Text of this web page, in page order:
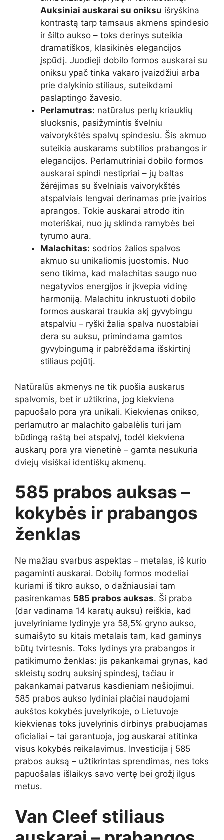
Auksiniai auskarai su oniksu išryškina
kontrastą tarp tamsaus akmens spindesio
ir šilto aukso – toks derinys suteikia
dramatiškos, klasikinės elegancijos
įspūdį. Juodieji dobilo formos auskarai su
oniksu ypač tinka vakaro įvaizdžiui arba
prie dalykinio stiliaus, suteikdami
paslaptingo žavesio.
Perlamutras: natūralus perlų kriauklių
sluoksnis, pasižymintis švelniu
vaivorykštės spalvų spindesiu. Šis akmuo
suteikia auskarams subtilios prabangos ir
elegancijos. Perlamutriniai dobilo formos
auskarai spindi nestipriai – jų baltas
žėrėjimas su švelniais vaivorykštės
atspalviais lengvai derinamas prie įvairios
aprangos. Tokie auskarai atrodo itin
moteriškai, nuo jų sklinda ramybės bei
tyrumo aura.
Malachitas: sodrios žalios spalvos
akmuo su unikaliomis juostomis. Nuo
seno tikima, kad malachitas saugo nuo
negatyvios energijos ir įkvepia vidinę
harmoniją. Malachitu inkrustuoti dobilo
formos auskarai traukia akį gyvybingu
atspalviu – ryški žalia spalva nuostabiai
dera su auksu, primindama gamtos
gyvybingumą ir pabrėždama išskirtinį
stiliaus pojūtį.
Natūralūs akmenys ne tik puošia auskarus
spalvomis, bet ir užtikrina, jog kiekviena
papuošalo pora yra unikali. Kiekvienas onikso,
perlamutro ar malachito gabalėlis turi jam
būdingą raštą bei atspalvį, todėl kiekviena
auskarų pora yra vienetinė – gamta nesukuria
dviejų visiškai identiškų akmenų.
585 prabos auksas –
kokybės ir prabangos
ženklas
Ne mažiau svarbus aspektas – metalas, iš kurio
pagaminti auskarai. Dobilų formos modeliai
kuriami iš tikro aukso, o dažniausiai tam
pasirenkamas 585 prabos auksas. Ši praba
(dar vadinama 14 karatų auksu) reiškia, kad
juvelyriniame lydinyje yra 58,5% gryno aukso,
sumaišyto su kitais metalais tam, kad gaminys
būtų tvirtesnis. Toks lydinys yra prabangos ir
patikimumo ženklas: jis pakankamai grynas, kad
skleistų sodrų auksinį spindesį, tačiau ir
pakankamai patvarus kasdieniam nešiojimui.
585 prabos aukso lydiniai plačiai naudojami
aukštos kokybės juvelyrikoje, o Lietuvoje
kiekvienas toks juvelyrinis dirbinys prabuojamas
oficialiai – tai garantuoja, jog auskarai atitinka
visus kokybės reikalavimus. Investicija į 585
prabos auksą – užtikrintas sprendimas, nes toks
papuošalas išlaikys savo vertę bei grožį ilgus
metus.
Van Cleef stiliaus